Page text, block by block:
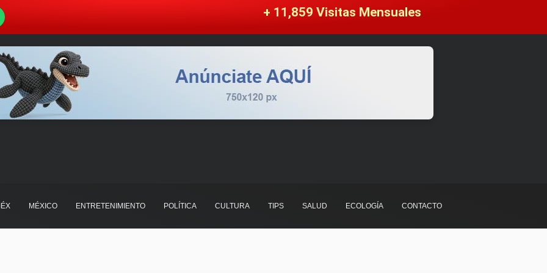
+ 11,859 Visitas Mensuales
MÉXICO ENTRETENIMIENTO POLÍTICA CULTURA TIPS SALUD ECOLOGÍA CONTACTO